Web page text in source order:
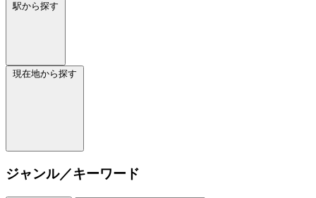
駅から探す
現在地から探す
ジャンル／キーワード